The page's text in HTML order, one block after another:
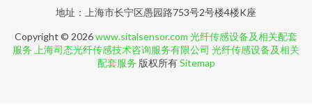
地址：上海市长宁区愚园路753号2号楼4楼K座
Copyright © 2026www.sitalsensor.com 光纤传感设备及相关配套
服务 上海司态光纤传感技术咨询服务有限公司 光纤传感设备及相关
配套服务 版权所有Sitemap